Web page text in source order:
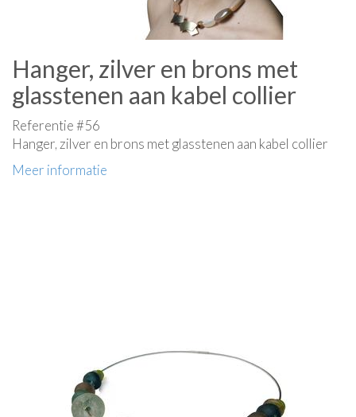
Hanger, zilver en brons met
glasstenen aan kabel collier
Referentie #56
Hanger, zilver en brons met glasstenen aan kabel collier
Meer informatie